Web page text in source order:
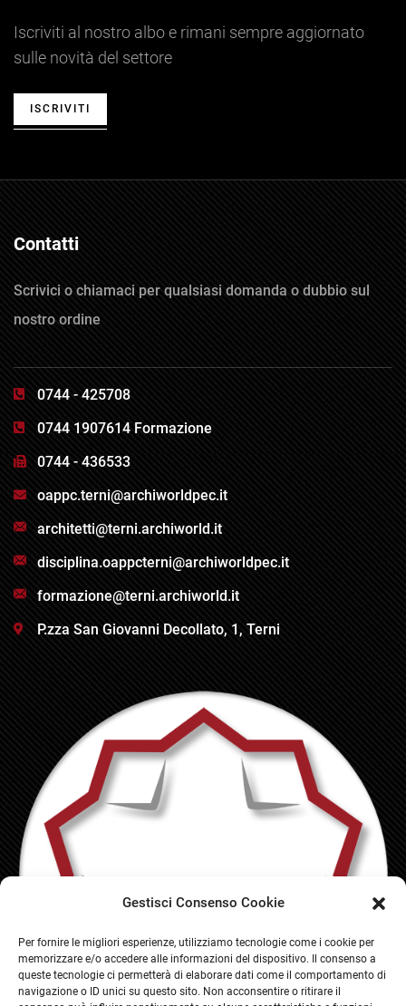
Gestisci Consenso Cookie
Per fornire le migliori esperienze, utilizziamo tecnologie come i cookie per
memorizzare e/o accedere alle informazioni del dispositivo. Il consenso a
queste tecnologie ci permetterà di elaborare dati come il comportamento di
navigazione o ID unici su questo sito. Non acconsentire o ritirare il
Iscriviti al nostro albo e rimani sempre aggiornato
sulle novità del settore
ISCRIVITI
Contatti
Scrivici o chiamaci per qualsiasi domanda o dubbio sul
nostro ordine
0744 - 425708
0744 1907614 Formazione
0744 - 436533
oappc.terni@archiworldpec.it
architetti@terni.archiworld.it
disciplina.oappcterni@archiworldpec.it
formazione@terni.archiworld.it
P.zza San Giovanni Decollato, 1, Terni